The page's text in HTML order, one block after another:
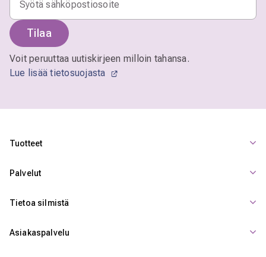
Tilaa
Voit peruuttaa uutiskirjeen milloin tahansa.
Lue lisää tietosuojasta
Tuotteet
Palvelut
Tietoa silmistä
Asiakaspalvelu